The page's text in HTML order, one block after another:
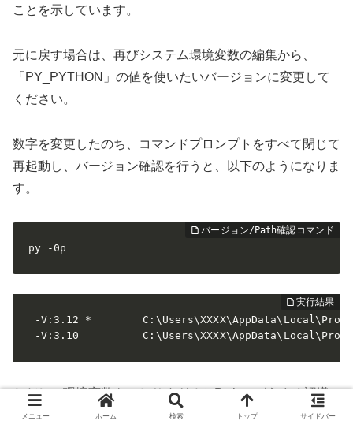
ことを示しています。
元に戻す場合は、再びシステム環境変数の編集から、
「PY_PYTHON」の値を使いたいバージョンに変更して
ください。
数字を変更したのち、コマンドプロンプトをすべて閉じて
再起動し、バージョン確認を行うと、以下のようになりま
す。
py -0p
-V:3.12 *
-V:3.10
ただし、環境変数をいじりすぎるとPythonがうまく認識
されなくなったり、再起動が何度も必要になったりと 利用
メニュー ホーム 検索 トップ サイドバー